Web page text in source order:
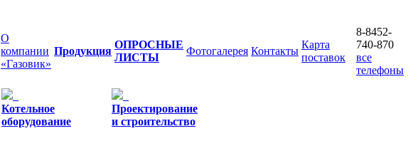
О
компании
«Газовик»
Продукция
ОПРОСНЫЕ
ЛИСТЫ
Фотогалерея Контакты
Карта
поставок
8-8452-
740-870
все
телефоны
Котельное
оборудование
Проектирование
и строительство